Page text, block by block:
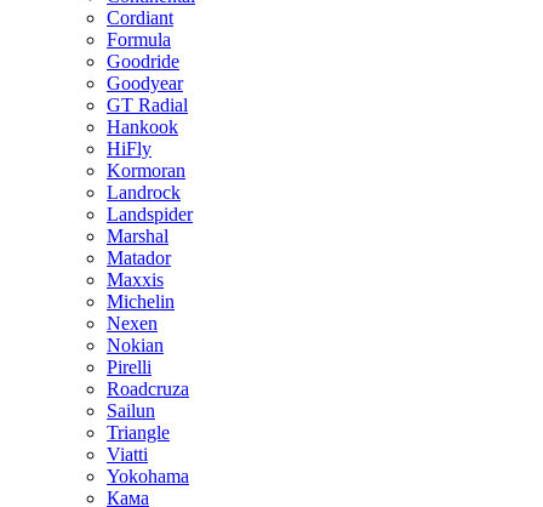
Cordiant
Formula
Goodride
Goodyear
GT Radial
Hankook
HiFly
Kormoran
Landrock
Landspider
Marshal
Matador
Maxxis
Michelin
Nexen
Nokian
Pirelli
Roadcruza
Sailun
Triangle
Viatti
Yokohama
Кама